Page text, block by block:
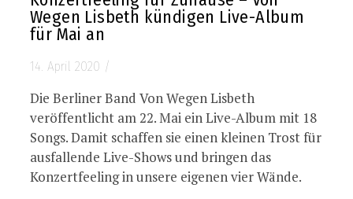
Wegen Lisbeth kündigen Live-Album
für Mai an
14. April 2020 /
Die Berliner Band Von Wegen Lisbeth
veröffentlicht am 22. Mai ein Live-Album mit 18
Songs. Damit schaffen sie einen kleinen Trost für
ausfallende Live-Shows und bringen das
Konzertfeeling in unsere eigenen vier Wände.